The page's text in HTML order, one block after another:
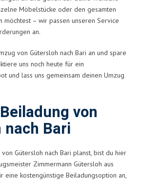
Möbelstücke oder den gesamten
möchtest – wir passen unseren Service
an.
von Gütersloh nach Bari an und spare
uns noch heute für ein
und lass uns gemeinsam deinen Umzug
von
Bari
Gütersloh nach Bari planst, bist du hier
Zimmermann Gütersloh aus
eine kostengünstige Beiladungsoption an,